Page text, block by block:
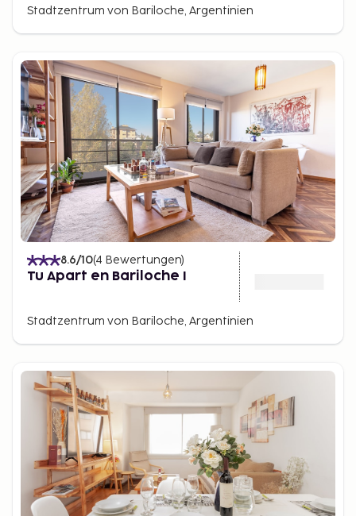
Stadtzentrum von Bariloche, Argentinien
8.6/10(4 Bewertungen)
Tu Apart en Bariloche I
Stadtzentrum von Bariloche, Argentinien